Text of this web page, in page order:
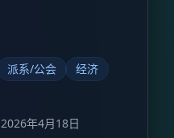
派系/公会
经济
年4月18日